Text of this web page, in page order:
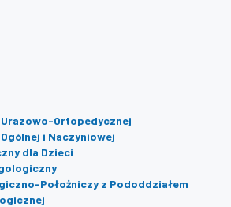
Ortopedycznej
i Naczyniowej
dla Dzieci
Położniczy z Pododdziałem